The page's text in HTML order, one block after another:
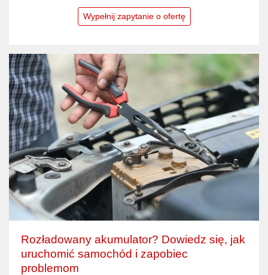
Wypełnij zapytanie o ofertę
Rozładowany akumulator? Dowiedz się, jak
uruchomić samochód i zapobiec
problemom